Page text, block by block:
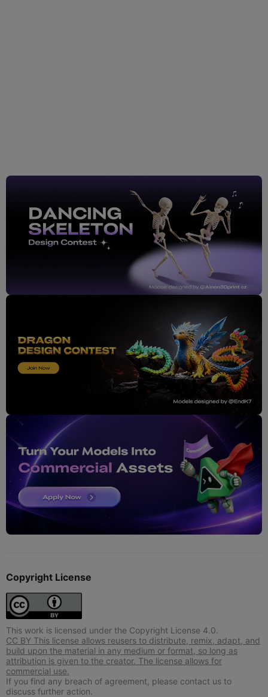
Copyright License
This work is licensed under the Copyright License 4.0.
CC BY This license allows reusers to distribute, remix, adapt, and
build upon the material in any medium or format, so long as
attribution is given to the creator. The license allows for
commercial use.
If you find any breach of agreement, please contact us to
discuss further action.